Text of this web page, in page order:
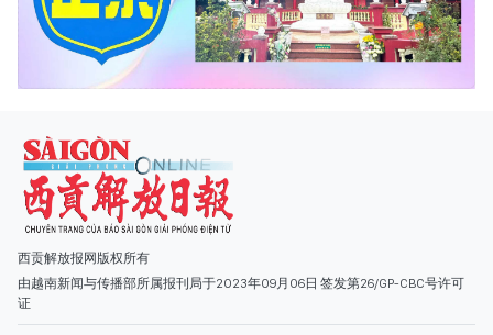
西贡解放报网版权所有
由越南新闻与传播部所属报刊局于2023年09月06日 签发第26/GP-CBC号许可
副总编辑: 阮玉英、范文长、裴氏红霜、张德义、范氏云英、杨文光、阮德显、
阮克强、陈嘉宝
主编: 阮玉英
社址: 胡志明市棋盘坊阮氏明开街432-434号
总台: (028) 39294091 - 转 060
热线: 096.558.1888
编辑部: (028) 39294092 - 转 060
电子信箱